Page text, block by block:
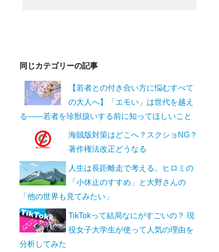
同じカテゴリーの記事
【若者との付き合い方に悩むすべて
の大人へ】「エモい」は世代を越え
る――若者を珍獣扱いする前に知ってほしいこと
海賊版対策はどこへ？スクショNG？
著作権法改正どうなる
人生は長距離走で考える。ヒロミの
「小休止のすすめ」と大野さんの
「他の世界も見てみたい」
TikTokって結局なにがすごいの？ 現
役女子大学生が使って人気の理由を
分析してみた